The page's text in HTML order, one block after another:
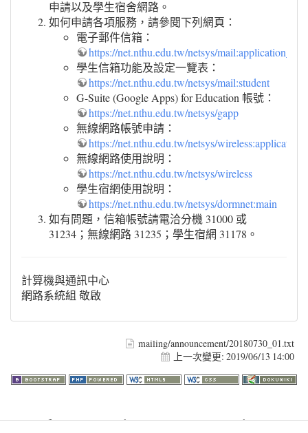
申請以及學生宿舍網路。
如何申請各項服務，請參閱下列網頁：
電子郵件信箱：
https://net.nthu.edu.tw/netsys/
學生信箱功能及設定一覽表：
https://net.nthu.edu.tw/netsys/mail:student
G-Suite (Google Apps) for Education 帳號：
https://net.nthu.edu.tw/netsys/gapp
無線網路帳號申請：
https://net.nthu.edu.tw/netsys/wireless:application
無線網路使用說明：
https://net.nthu.edu.tw/netsys/wireless
學生宿網使用說明：
https://net.nthu.edu.tw/netsys/dormnet:main
如有問題，信箱帳號請電洽分機 31000 或
31234；無線網路 31235；學生宿網 31178。
計算機與通訊中心
網路系統組 敬啟
mailing/announcement/20180730_01.txt
上一次變更: 2019/06/13 14:00
Warning: file_get_contents(http://www.geoplugin.net/php.gp?